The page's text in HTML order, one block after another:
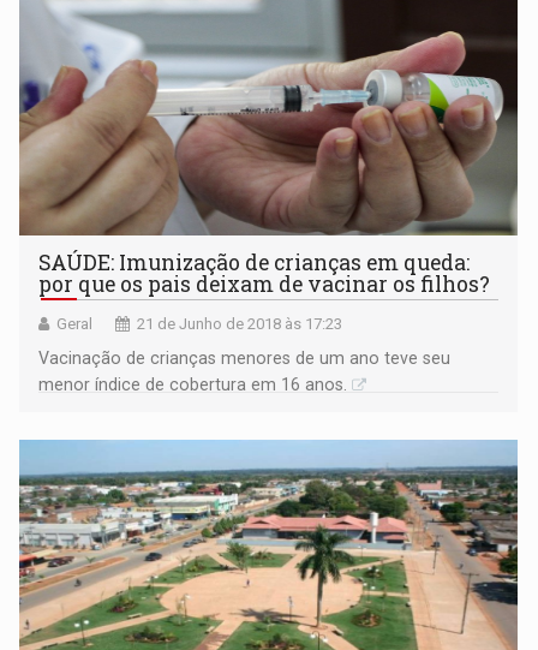
SAÚDE: Imunização de crianças em queda:
por que os pais deixam de vacinar os filhos?
Geral 21 de Junho de 2018 às 17:23
Vacinação de crianças menores de um ano teve seu
menor índice de cobertura em 16 anos.